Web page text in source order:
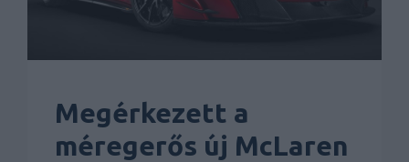
Megérkezett a
méregerős új McLaren